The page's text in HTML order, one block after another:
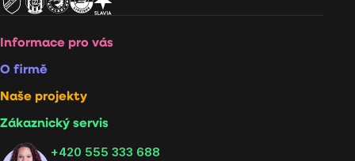
Informace pro vás
O firmě
Naše projekty
Zákaznický servis
‭+420 555 333 688